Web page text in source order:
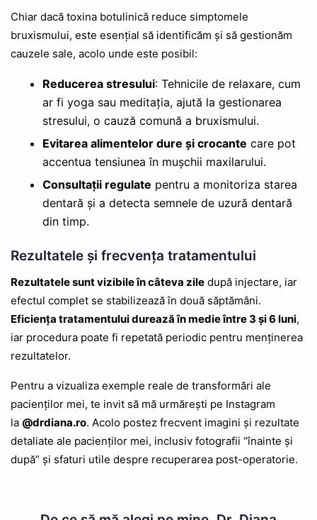
Chiar dacă toxina botulinică reduce simptomele
bruxismului, este esențial să identificăm și să gestionăm
cauzele sale, acolo unde este posibil:
Reducerea stresului: Tehnicile de relaxare, cum
ar fi yoga sau meditația, ajută la gestionarea
stresului, o cauză comună a bruxismului.
Evitarea alimentelor dure și crocante care pot
accentua tensiunea în mușchii maxilarului.
Consultații regulate pentru a monitoriza starea
dentară și a detecta semnele de uzură dentară
din timp.
Rezultatele și frecvența tratamentului
Rezultatele sunt vizibile în câteva ziledupă injectare, iar
efectul complet se stabilizează în două săptămâni.
Eficiența tratamentului durează în medie între 3 și 6 luni,
iar procedura poate fi repetată periodic pentru menținerea
rezultatelor.
Pentru a vizualiza exemple reale de transformări ale
pacienților mei, te invit să mă urmărești pe Instagram
la @drdiana.ro. Acolo postez frecvent imagini și rezultate
detaliate ale pacienților mei, inclusiv fotografii “înainte și
după” și sfaturi utile despre recuperarea post-operatorie.